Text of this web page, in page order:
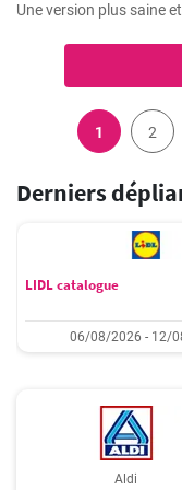
Une version plus saine
1 2
Derniers
LIDL catalogue
06/08/2026 - 12/
Aldi